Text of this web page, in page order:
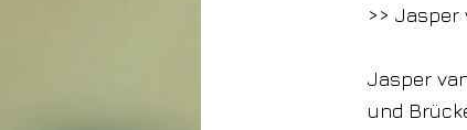
>> Jasper
Jasper
und